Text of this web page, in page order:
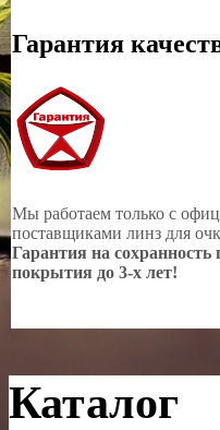
Гарантия
Мы работаем только с
поставщиками линз для
Гарантия на
покрытия до 3-х лет!
Каталог